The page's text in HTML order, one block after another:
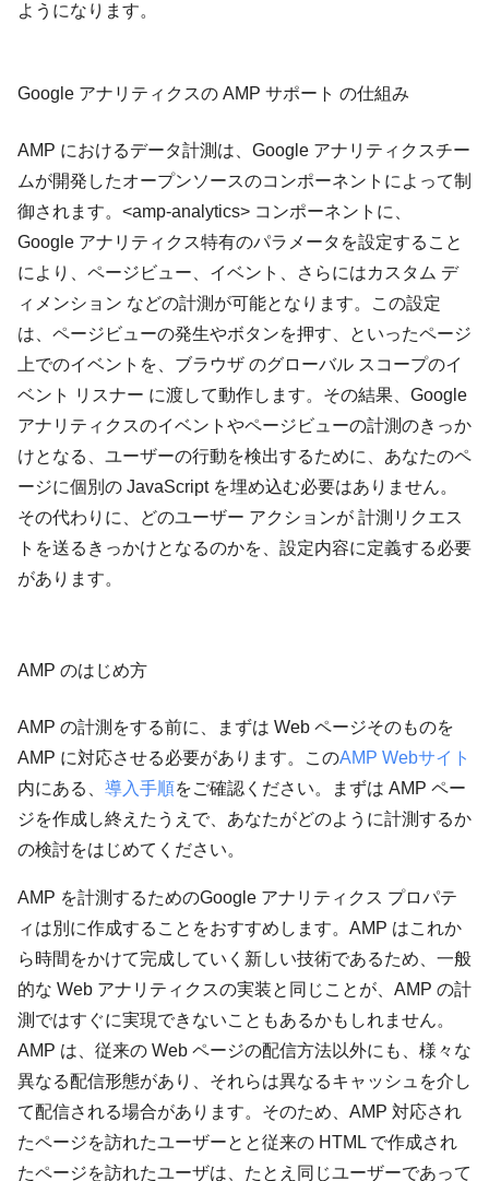
ようになります。
Google アナリティクスの AMP サポート の仕組み
AMP におけるデータ計測は、Google アナリティクスチー
ムが開発したオープンソースのコンポーネントによって制
御されます。<amp-analytics> コンポーネントに、
Google アナリティクス特有のパラメータを設定すること
により、ページビュー、イベント、さらにはカスタム デ
ィメンション などの計測が可能となります。この設定
は、ページビューの発生やボタンを押す、といったページ
上でのイベントを、ブラウザ のグローバル スコープのイ
ベント リスナー に渡して動作します。その結果、Google
アナリティクスのイベントやページビューの計測のきっか
けとなる、ユーザーの行動を検出するために、あなたのペ
ージに個別の JavaScript を埋め込む必要はありません。
その代わりに、どのユーザー アクションが 計測リクエス
トを送るきっかけとなるのかを、設定内容に定義する必要
があります。
AMP のはじめ方
AMP の計測をする前に、まずは Web ページそのものを
AMP に対応させる必要があります。このAMP Webサイト
内にある、 導入手順をご確認ください。まずは AMP ペー
ジを作成し終えたうえで、あなたがどのように計測するか
の検討をはじめてください。
AMP を計測するためのGoogle アナリティクス プロパテ
ィは別に作成することをおすすめします。AMP はこれか
ら時間をかけて完成していく新しい技術であるため、一般
的な Web アナリティクスの実装と同じことが、AMP の計
測ではすぐに実現できないこともあるかもしれません。
AMP は、従来の Web ページの配信方法以外にも、様々な
異なる配信形態があり、それらは異なるキャッシュを介し
て配信される場合があります。そのため、AMP 対応され
たページを訪れたユーザーとと従来の HTML で作成され
たページを訪れたユーザは、たとえ同じユーザーであって